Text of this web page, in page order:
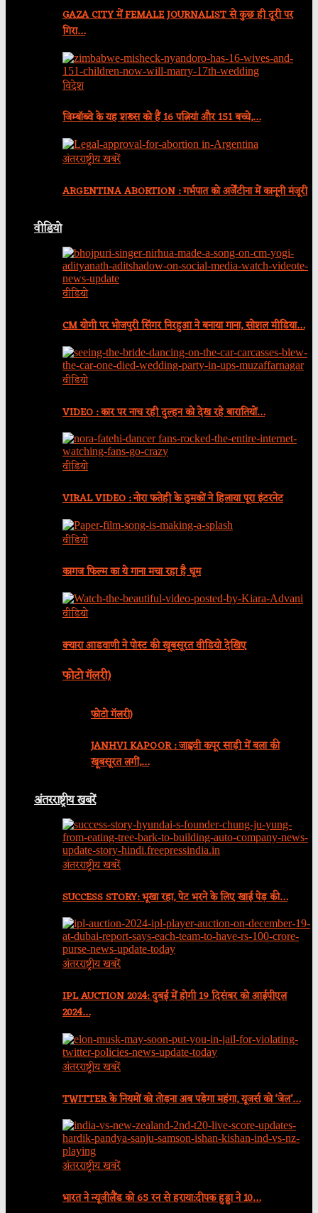
GAZA CITY में FEMALE JOURNALIST से कुछ ही दूरी पर
गिरा…
विदेश
जिम्बॉब्वे के यह शख्स को हैं 16 पत्नियां और 151 बच्चे,…
अंतरराष्ट्रीय खबरें
ARGENTINA ABORTION : गर्भपात को अर्जेंटीना में कानूनी मंजूरी
वीडियो
वीडियो
CM योगी पर भोजपुरी सिंगर निरहुआ ने बनाया गाना, सोशल मीडिया…
वीडियो
VIDEO : कार पर नाच रही दुल्हन को देख रहे बारातियों…
वीडियो
VIRAL VIDEO : नोरा फतेही के ठुमकों ने हिलाया पूरा इंटरनेट
वीडियो
कागज फिल्म का ये गाना मचा रहा है धूम
वीडियो
क्यारा आडवाणी ने पोस्ट की खूबसूरत वीडियो देखिए
फोटो गॅलरी)
फोटो गॅलरी)
JANHVI KAPOOR : जाह्नवी कपूर साड़ी में बला की
खूबसूरत लगीं,…
अंतरराष्ट्रीय खबरें
अंतरराष्ट्रीय खबरें
SUCCESS STORY: भूखा रहा, पेट भरने के लिए खाई पेड़ की…
अंतरराष्ट्रीय खबरें
IPL AUCTION 2024: दुबई में होगी 19 दिसंबर को आईपीएल
2024…
अंतरराष्ट्रीय खबरें
TWITTER के नियमों को तोड़ना अब पड़ेगा महंगा, यूजर्स को ‘जेल’…
अंतरराष्ट्रीय खबरें
भारत ने न्यूजीलैंड को 65 रन से हराया:दीपक हुड्डा ने 10…